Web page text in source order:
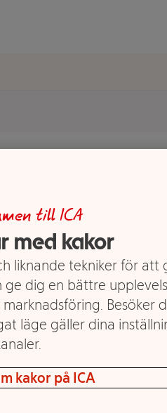
till ICA
med kakor
liknande tekniker för att
dig en bättre
Besöker
läge gäller dina
kakor på ICA